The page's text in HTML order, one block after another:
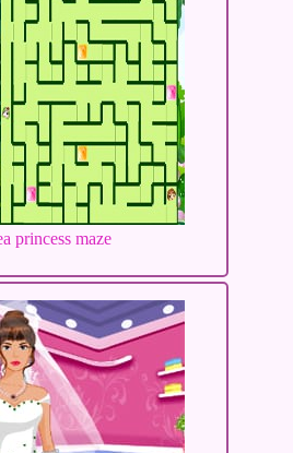
princess maze